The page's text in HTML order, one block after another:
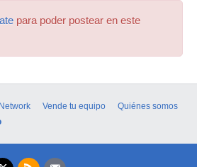
para poder postear en este
Vende tu equipo
Quiénes somos